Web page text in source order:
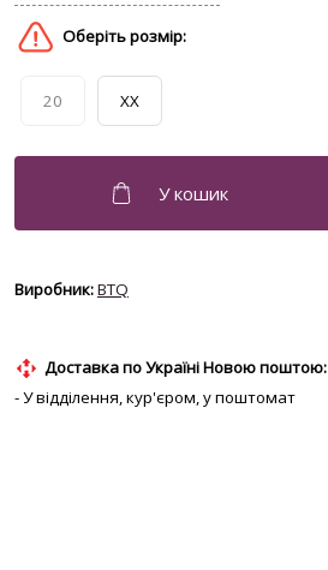
20 XX
BTQ
Доставка по Україні Новою поштою:
- У відділення, кур'єром, у поштомат